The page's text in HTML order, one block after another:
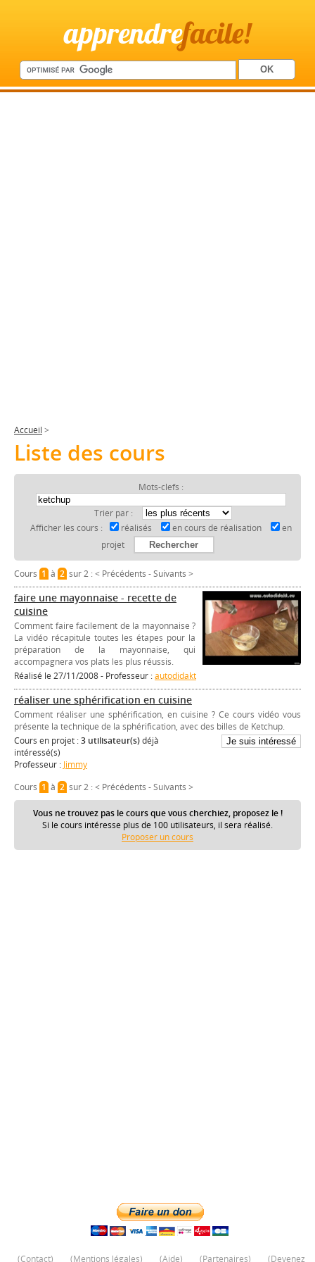
apprendrefacile!
Accueil >
Liste des cours
Mots-clefs :
Trier par :
Afficher les cours :
réalisés en cours de réalisation
en
projet
Cours 1à 2sur 2 :< Précédents -Suivants >
faire une mayonnaise - recette de
cuisine
Comment faire facilement de la mayonnaise ?
La vidéo récapitule toutes les étapes pour la
préparation de la mayonnaise, qui
accompagnera vos plats les plus réussis.
Réalisé le 27/11/2008 - Professeur :autodidakt
réaliser une sphérification en cuisine
Comment réaliser une sphérification, en cuisine ? Ce cours vidéo vous
présente la technique de la sphérification, avec des billes de Ketchup.
Cours en projet :3 utilisateur(s)déjà
intéressé(s)
Professeur : Jimmy
Cours 1à 2sur 2 :< Précédents -Suivants >
Vous ne trouvez pas le cours que vous cherchiez, proposez le !
Si le cours intéresse plus de 100 utilisateurs, il sera réalisé.
Proposer un cours
(Contact) (Mentions légales) (Aide) (Partenaires) (Devenez